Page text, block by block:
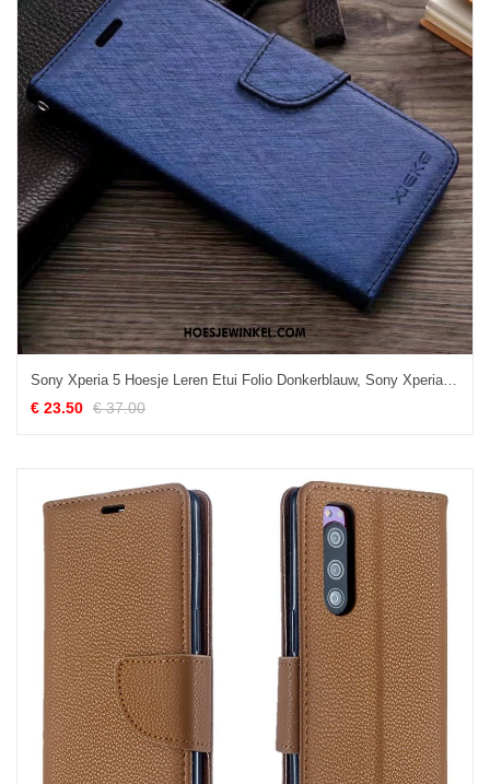
Sony Xperia 5 Hoesje Leren Etui Folio Donkerblauw, Sony Xperia 5 Hoesje Mobiele Telefoon Patroon
€ 23.50 € 37.00